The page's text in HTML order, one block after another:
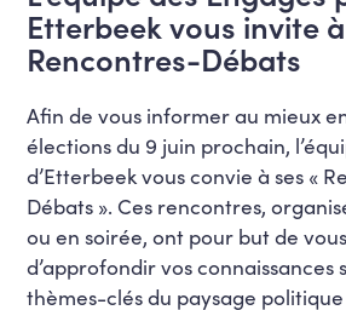
Etterbeek vous invite
Rencontres-Débats
Afin de vous informer au mieux
élections du 9 juin prochain,
d’Etterbeek vous convie à ses «
Débats ». Ces rencontres,
ou en soirée, ont pour but de
d’approfondir vos connaissances
thèmes-clés du paysage